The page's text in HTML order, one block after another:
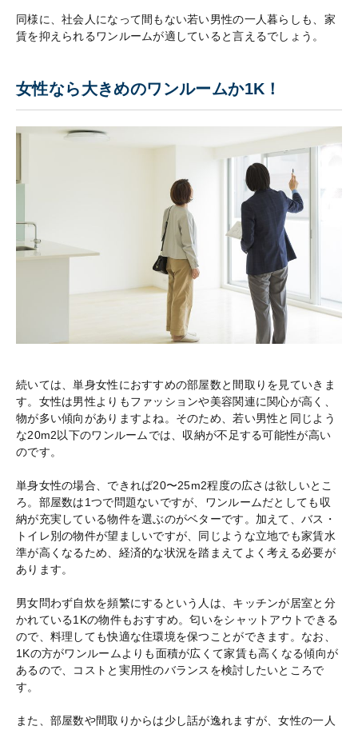
同様に、社会人になって間もない若い男性の一人暮らしも、家
賃を抑えられるワンルームが適していると言えるでしょう。
女性なら大きめのワンルームか1K！
続いては、単身女性におすすめの部屋数と間取りを見ていきま
す。女性は男性よりもファッションや美容関連に関心が高く、
物が多い傾向がありますよね。そのため、若い男性と同じよう
な20m2以下のワンルームでは、収納が不足する可能性が高い
のです。
単身女性の場合、できれば20〜25m2程度の広さは欲しいとこ
ろ。部屋数は1つで問題ないですが、ワンルームだとしても収
納が充実している物件を選ぶのがベターです。加えて、バス・
トイレ別の物件が望ましいですが、同じような立地でも家賃水
準が高くなるため、経済的な状況を踏まえてよく考える必要が
あります。
男女問わず自炊を頻繁にするという人は、キッチンが居室と分
かれている1Kの物件もおすすめ。匂いをシャットアウトできる
ので、料理しても快適な住環境を保つことができます。なお、
1Kの方がワンルームよりも面積が広くて家賃も高くなる傾向が
あるので、コストと実用性のバランスを検討したいところで
す。
また、部屋数や間取りからは少し話が逸れますが、女性の一人